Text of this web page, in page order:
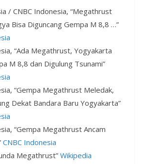
/ CNBC Indonesia, “Megathrust
Bisa Diguncang Gempa M 8,8 …”
“Ada Megathrust, Yogyakarta
M 8,8 dan Digulung Tsunami”
“Gempa Megathrust Meledak,
Dekat Bandara Baru Yogyakarta”
“Gempa Megathrust Ancam
CNBC Indonesia
Megathrust” Wikipedia